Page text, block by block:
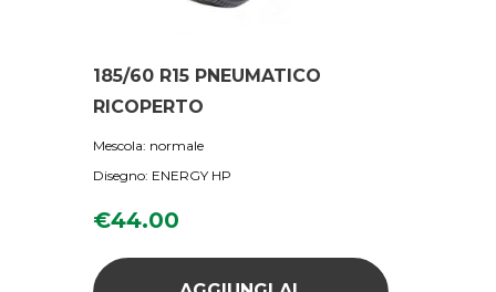
185/60 R15 PNEUMATICO
RICOPERTO
Mescola: normale
Disegno: ENERGY HP
€44.00